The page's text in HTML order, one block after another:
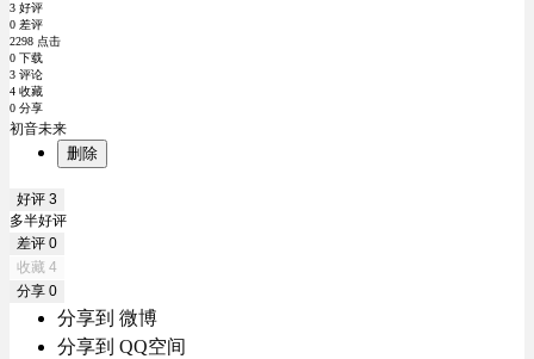
3 好评
0 差评
2298 点击
0 下载
3 评论
4 收藏
0 分享
初音未来
删除
好评 3
多半好评
差评 0
收藏 4
分享 0
分享到 微博
分享到 QQ空间